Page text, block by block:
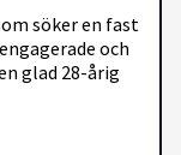
söker en fast
och
glad 28-årig